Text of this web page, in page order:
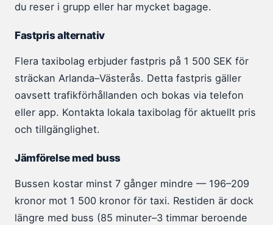
du reser i grupp eller har mycket bagage.
Fastpris alternativ
Flera taxibolag erbjuder fastpris på 1 500 SEK för
sträckan Arlanda–Västerås. Detta fastpris gäller
oavsett trafikförhållanden och bokas via telefon
eller app. Kontakta lokala taxibolag för aktuellt pris
och tillgänglighet.
Jämförelse med buss
Bussen kostar minst 7 gånger mindre — 196–209
kronor mot 1 500 kronor för taxi. Restiden är dock
längre med buss (85 minuter–3 timmar beroende